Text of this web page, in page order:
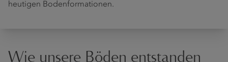
heutigen Bodenformationen.
Wie unsere Böden entstanden